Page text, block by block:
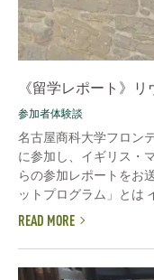
《留学レポート》
参加者体験談
名古屋商科大学フロン
に参加し、イギリス・
らの参加レポートをお
ットプログラム」とは
READ MORE